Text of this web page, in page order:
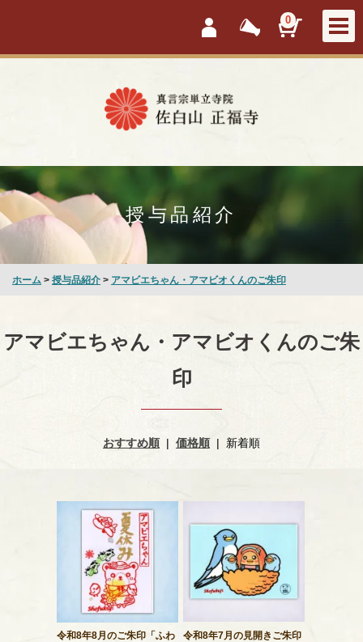
会員ログイン
新着情報 カートを
0
授与品紹介
ホーム > 授与品紹介 > アマビエちゃん・アマビオくんのご朱印
アマビエちゃん・アマビオくんのご朱
印
おすすめ順| 価格順| 新着順
令和8年8月のご朱印「ふわ
令和8年7月の見開きご朱印